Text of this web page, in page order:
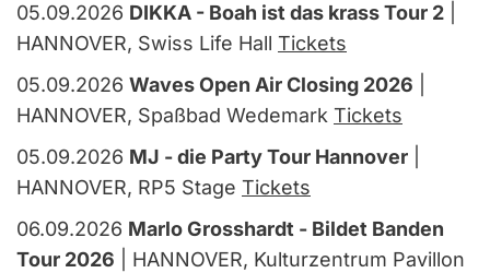
05.09.2026 DIKKA - Boah ist das krass Tour 2
HANNOVER, Swiss Life Hall Tickets
05.09.2026 Waves Open Air Closing 2026
HANNOVER, Spaßbad Wedemark Tickets
05.09.2026 MJ - die Party Tour Hannover
HANNOVER, RP5 Stage Tickets
06.09.2026 Marlo Grosshardt - Bildet Banden
Tour 2026 | HANNOVER, Kulturzentrum Pavillon